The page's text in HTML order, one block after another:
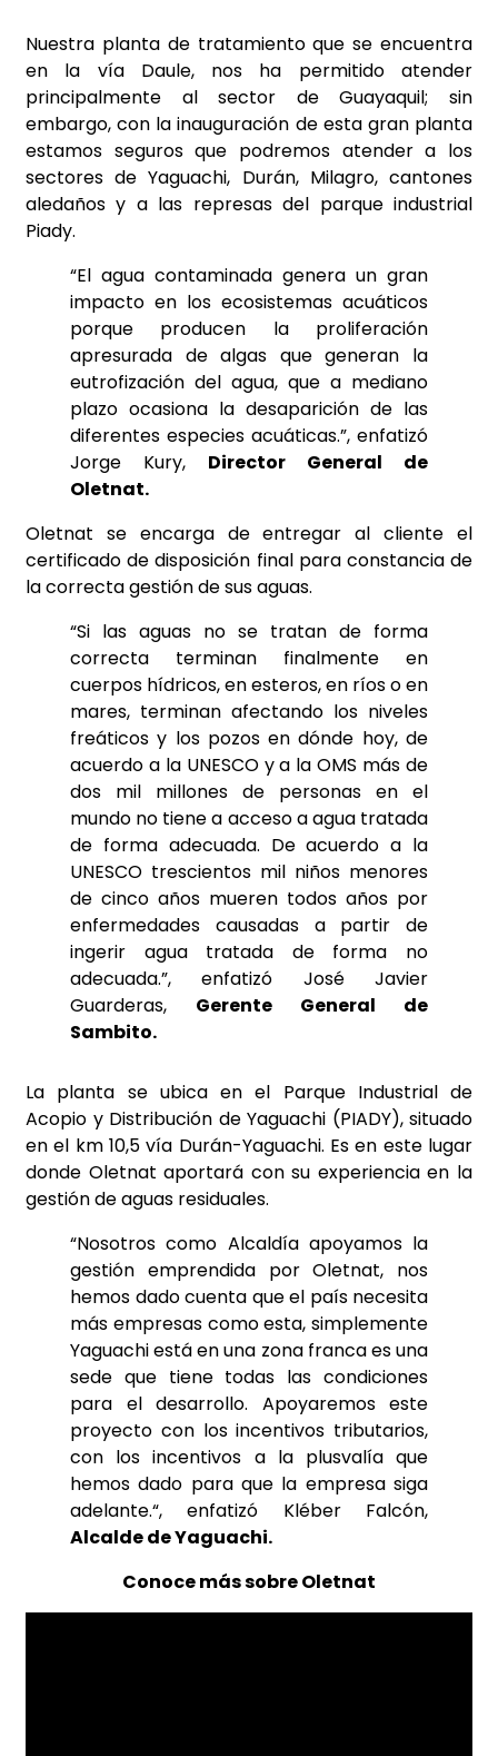
Nuestra planta de tratamiento que se encuentra
en la vía Daule, nos ha permitido atender
principalmente al sector de Guayaquil; sin
embargo, con la inauguración de esta gran planta
estamos seguros que podremos atender a los
sectores de Yaguachi, Durán, Milagro, cantones
aledaños y a las represas del parque industrial
Piady.
“El agua contaminada genera un gran
impacto en los ecosistemas acuáticos
porque producen la proliferación
apresurada de algas que generan la
eutrofización del agua, que a mediano
plazo ocasiona la desaparición de las
diferentes especies acuáticas.”, enfatizó
Jorge Kury, Director General de
Oletnat.
Oletnat se encarga de entregar al cliente el
certificado de disposición final para constancia de
la correcta gestión de sus aguas.
“Si las aguas no se tratan de forma
correcta terminan finalmente en
cuerpos hídricos, en esteros, en ríos o en
mares, terminan afectando los niveles
freáticos y los pozos en dónde hoy, de
acuerdo a la UNESCO y a la OMS más de
dos mil millones de personas en el
mundo no tiene a acceso a agua tratada
de forma adecuada. De acuerdo a la
UNESCO trescientos mil niños menores
de cinco años mueren todos años por
enfermedades causadas a partir de
ingerir agua tratada de forma no
adecuada.”, enfatizó José Javier
Guarderas, Gerente General de
Sambito.
La planta se ubica en el Parque Industrial de
Acopio y Distribución de Yaguachi (PIADY), situado
en el km 10,5 vía Durán-Yaguachi. Es en este lugar
donde Oletnat aportará con su experiencia en la
gestión de aguas residuales.
“Nosotros como Alcaldía apoyamos la
gestión emprendida por Oletnat, nos
hemos dado cuenta que el país necesita
más empresas como esta, simplemente
Yaguachi está en una zona franca es una
sede que tiene todas las condiciones
para el desarrollo. Apoyaremos este
proyecto con los incentivos tributarios,
con los incentivos a la plusvalía que
hemos dado para que la empresa siga
adelante.“, enfatizó Kléber Falcón,
Alcalde de Yaguachi.
Conoce más sobre Oletnat